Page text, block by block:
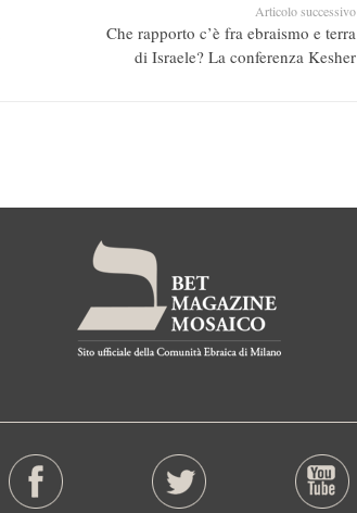
Articolo successivo
Che rapporto c’è fra ebraismo e terra
di Israele? La conferenza Kesher